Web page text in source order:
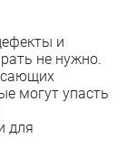
и
не нужно.
могут упасть
для